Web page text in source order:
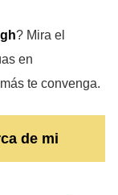
? Mira el
en
te convenga.
de mi